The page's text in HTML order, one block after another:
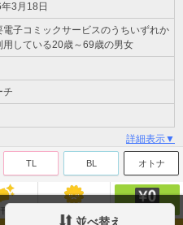
並べ替え
3月18日
電子コミックサービスのうちいずれか
用している20歳～69歳の男女
チ
詳細表示▼
TL BL オトナ